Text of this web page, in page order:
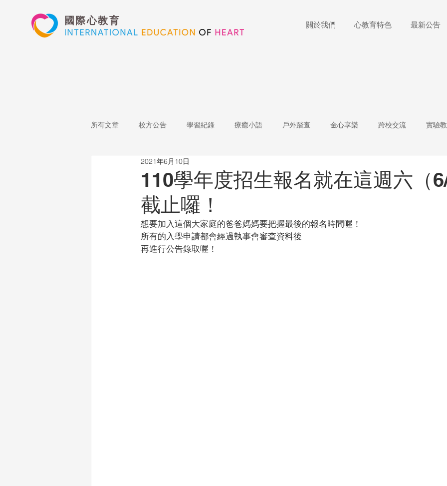
國際心教育 關於我們 心教育特色 最新公告
所有文章 校方公告 學習紀錄 療癒小語 戶外踏查 金心享樂 跨校交流 實驗
表演藝術
心文藝競賽 國際教育
110學年度招生報名就在這週六（
截止囉！
2021年6月10日
想要加入這個大家庭的爸爸媽媽要把握最後的報名時間喔！
所有的入學申請都會經過執事會審查資料後
再進行公告錄取喔！